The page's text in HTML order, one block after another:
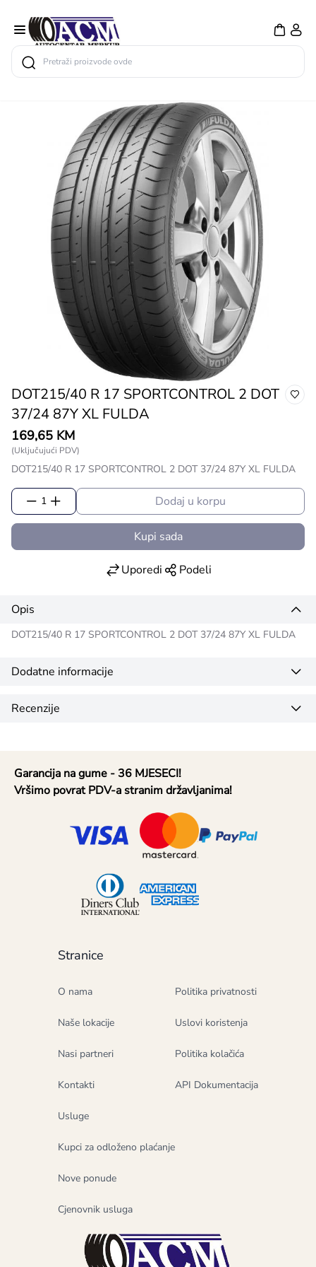
Search
DOT215/40 R 17 SPORTCONTROL 2 DOT
37/24 87Y XL FULDA
169,65 KM
(Uključujući PDV)
DOT215/40 R 17 SPORTCONTROL 2 DOT 37/24 87Y XL FULDA
1 Dodaj u korpu
Kupi sada
Uporedi Podeli
Opis
DOT215/40 R 17 SPORTCONTROL 2 DOT 37/24 87Y XL FULDA
Dodatne informacije
Recenzije
Stranice
O nama
Naše lokacije
Nasi partneri
Kontakti
Usluge
Kupci za odloženo plaćanje
Nove ponude
Cjenovnik usluga
Politika privatnosti
Uslovi koristenja
Politika kolačića
API Dokumentacija
Garancija na gume - 36 MJESECI!
Vršimo povrat PDV-a stranim državljanima!